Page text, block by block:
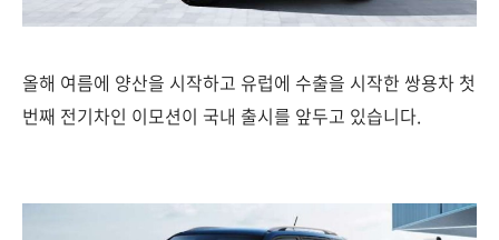
올해 여름에 양산을 시작하고 유럽에 수출을 시작한 쌍용차 첫
번째 전기차인 이모션이 국내 출시를 앞두고 있습니다.